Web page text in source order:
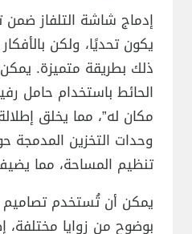
إدماج شاشة التلفاز
يكون تحديًا، ولكن
ذلك بطريقة متميزة. يمكن
الحائط باستخدام حامل
مكان له”، مما يخلق
وحدات التخزين المدمجة
تنظيم المساحة، مما
يمكن أن تُستخدم تصاميم
بوضوح من زوايا